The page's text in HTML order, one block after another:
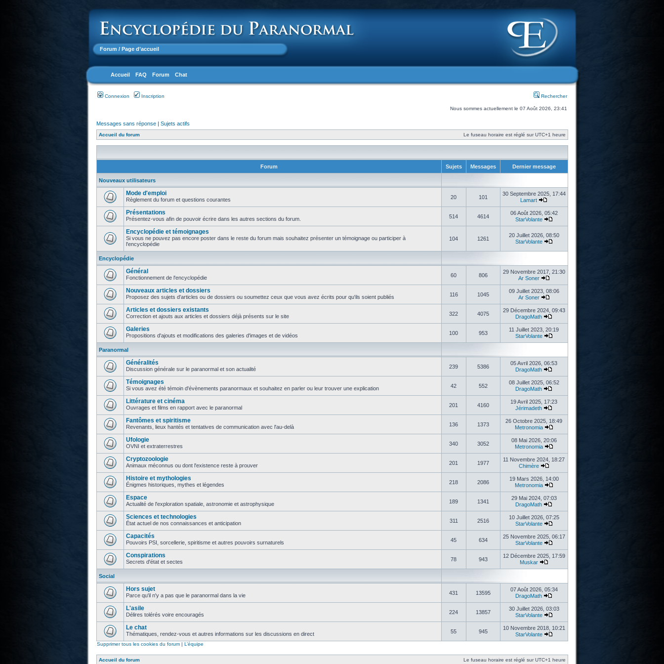
Forum / Page d’accueil
Accueil FAQ Forum Chat
Connexion Inscription Rechercher
Nous sommes actuellement le 07 Août 2026, 23:41
Messages sans réponse| Sujets actifs
Accueil du forum Le fuseau horaire est réglé sur UTC+1 heure
Forum Sujets Messages Dernier message
Nouveaux utilisateurs
Mode d'emploi
Règlement du forum et questions courantes 20 101
30 Septembre 2025, 17:44
Lamart
Présentations
Présentez-vous afin de pouvoir écrire dans les autres sections du forum. 514 4614
06 Août 2026, 05:42
StarVolante
Encyclopédie et témoignages
Si vous ne pouvez pas encore poster dans le reste du forum mais souhaitez présenter un témoignage ou participer à
l'encyclopédie
104 1261
20 Juillet 2026, 08:50
StarVolante
Encyclopédie
Général
Fonctionnement de l'encyclopédie 60 806
29 Novembre 2017, 21:30
Ar Soner
Nouveaux articles et dossiers
Proposez des sujets d'articles ou de dossiers ou soumettez ceux que vous avez écrits pour qu'ils soient publiés 116 1045
09 Juillet 2023, 08:06
Ar Soner
Articles et dossiers existants
Correction et ajouts aux articles et dossiers déjà présents sur le site 322 4075
29 Décembre 2024, 09:43
DragoMath
Galeries
Propositions d'ajouts et modifications des galeries d'images et de vidéos 100 953
11 Juillet 2023, 20:19
StarVolante
Paranormal
Généralités
Discussion générale sur le paranormal et son actualité 239 5386
05 Avril 2026, 06:53
DragoMath
Témoignages
Si vous avez été témoin d'évènements paranormaux et souhaitez en parler ou leur trouver une explication 42 552
08 Juillet 2025, 06:52
DragoMath
Littérature et cinéma
Ouvrages et films en rapport avec le paranormal 201 4160
19 Avril 2025, 17:23
Jérimadeth
Fantômes et spiritisme
Revenants, lieux hantés et tentatives de communication avec l'au-delà 136 1373
26 Octobre 2025, 18:49
Metronomia
Ufologie
OVNI et extraterrestres 340 3052
08 Mai 2026, 20:06
Metronomia
Cryptozoologie
Animaux méconnus ou dont l'existence reste à prouver 201 1977
11 Novembre 2024, 18:27
Chimère
Histoire et mythologies
Énigmes historiques, mythes et légendes 218 2086
19 Mars 2026, 14:00
Metronomia
Espace
Actualité de l'exploration spatiale, astronomie et astrophysique 189 1341
29 Mai 2024, 07:03
DragoMath
Sciences et technologies
État actuel de nos connaissances et anticipation 311 2516
10 Juillet 2026, 07:25
StarVolante
Capacités
Pouvoirs PSI, sorcellerie, spiritisme et autres pouvoirs surnaturels 45 634
25 Novembre 2025, 06:17
StarVolante
Conspirations
Secrets d'état et sectes 78 943
12 Décembre 2025, 17:59
Muskar
Social
Hors sujet
Parce qu'il n'y a pas que le paranormal dans la vie 431 13595
07 Août 2026, 05:34
DragoMath
L'asile
Délires tolérés voire encouragés 224 13857
30 Juillet 2026, 03:03
StarVolante
Le chat
Thématiques, rendez-vous et autres informations sur les discussions en direct 55 945
10 Novembre 2018, 10:21
StarVolante
Supprimer tous les cookies du forum| L’équipe
Accueil du forum Le fuseau horaire est réglé sur UTC+1 heure